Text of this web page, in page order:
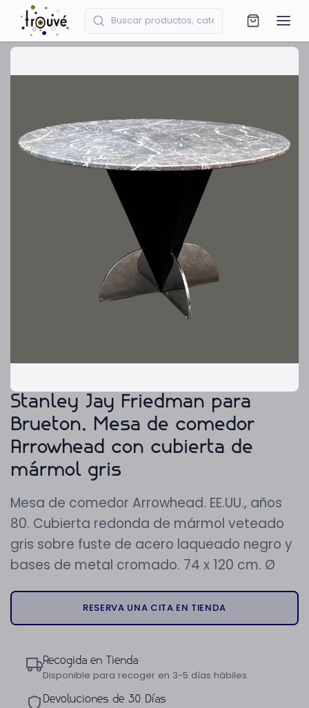
Stanley Jay Friedman para
Brueton. Mesa de comedor
Arrowhead con cubierta de
mármol gris
Mesa de comedor Arrowhead. EE.UU., años
80. Cubierta redonda de mármol veteado
gris sobre fuste de acero laqueado negro y
bases de metal cromado. 74 x 120 cm. Ø
RESERVA UNA CITA EN TIENDA
Recogida en Tienda
Disponible para recoger en 3-5 días hábiles.
Devoluciones de 30 Días